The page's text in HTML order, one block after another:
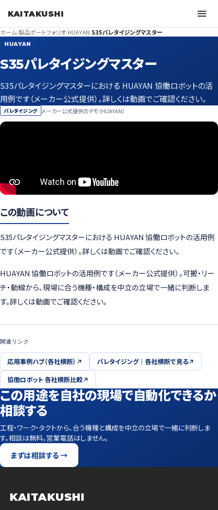
KAITAKUSHI
ホーム›製品ポートフォリオ›HUAYAN›S35パレタイジングマスター
HUAYAN
S35パレタイジングマスター
S35パレタイジングマスターにおける HUAYAN 協働ロボットの活
用例です（メーカー公式提供）。詳しくは動画でご確認ください。
パレタイジング メーカー公式提供のデモ（HUAYAN）
この動画について
S35パレタイジングマスターにおける HUAYAN 協働ロボットの活用例
です（メーカー公式提供）。詳しくは動画でご確認ください。
HUAYAN 協働ロボットの活用例です（メーカー公式提供）。可搬・リー
チ・動線から、現場に合う機種・構成を中立の立場で一緒に判断しま
す。詳しくは動画でご確認ください。
関連リンク
応用事例ハブ（各社横断）
パレタイジング｜各社横断で見る
協働ロボット 各社横断比較
この用途を自社の現場で自動化できるか
相談する
工程・ワーク・タクトから、合う機種と構成を中立の立場で一緒に判断しま
す。相談は無料。営業電話はしません。
まずは相談する →
KAITAKUSHI